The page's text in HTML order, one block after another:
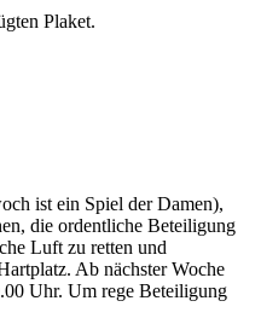
Plaket.
ist ein Spiel der Damen),
die ordentliche Beteiligung
Luft zu retten und
Ab nächster Woche
Uhr. Um rege Beteiligung